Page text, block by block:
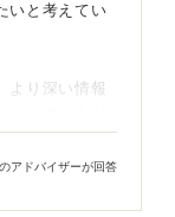
いと考えてい
より深い情報
、どのような
アドバイザーが回答